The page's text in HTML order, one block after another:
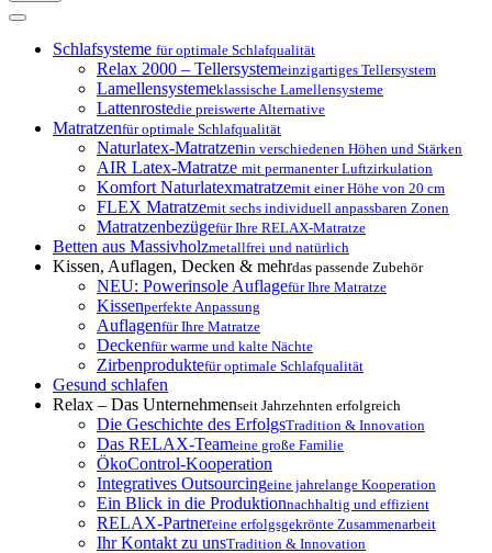
Schlafsysteme für optimale Schlafqualität
Relax 2000 – Tellersystemeinzigartiges Tellersystem
Lamellensystemeklassische Lamellensysteme
Lattenrostedie preiswerte Alternative
Matratzenfür optimale Schlafqualität
Naturlatex-Matratzenin verschiedenen Höhen und Stärken
AIR Latex-Matratze mit permanenter Luftzirkulation
Komfort Naturlatexmatratzemit einer Höhe von 20 cm
FLEX Matratzemit sechs individuell anpassbaren Zonen
Matratzenbezügefür Ihre RELAX-Matratze
Betten aus Massivholzmetallfrei und natürlich
Kissen, Auflagen, Decken & mehrdas passende Zubehör
NEU: Powerinsole Auflagefür Ihre Matratze
Kissenperfekte Anpassung
Auflagenfür Ihre Matratze
Deckenfür warme und kalte Nächte
Zirbenproduktefür optimale Schlafqualität
Gesund schlafen
Relax – Das Unternehmenseit Jahrzehnten erfolgreich
Die Geschichte des ErfolgsTradition & Innovation
Das RELAX-Teameine große Familie
ÖkoControl-Kooperation
Integratives Outsourcingeine jahrelange Kooperation
Ein Blick in die Produktionnachhaltig und effizient
RELAX-Partnereine erfolgsgekrönte Zusammenarbeit
Ihr Kontakt zu unsTradition & Innovation